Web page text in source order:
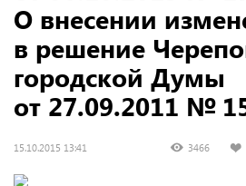
О внесении
в решение
городской Думы
от 27.09.2011 №
15.10.2015 13:41 3466